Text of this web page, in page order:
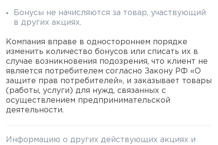
Комплекты
Бонусы не начисляются за товар, участвующий
в других акциях.
Компания вправе в одностороннем порядке
изменить количество бонусов или списать их в
случае возникновения подозрения, что клиент не
является потребителем согласно Закону РФ «О
защите прав потребителей», и заказывает товары
(работы, услуги) для нужд, связанных с
осуществлением предпринимательской
деятельности.
Информацию о других действующих акциях и